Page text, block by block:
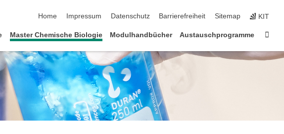
Home
Impressum Datenschutz Barrierefreiheit Sitemap KIT
Master Chemische Biologie Modulhandbücher Austauschprogramme